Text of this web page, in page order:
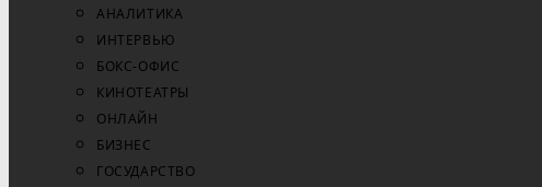
АНАЛИТИКА
ИНТЕРВЬЮ
БОКС-ОФИС
КИНОТЕАТРЫ
ОНЛАЙН
БИЗНЕС
ГОСУДАРСТВО